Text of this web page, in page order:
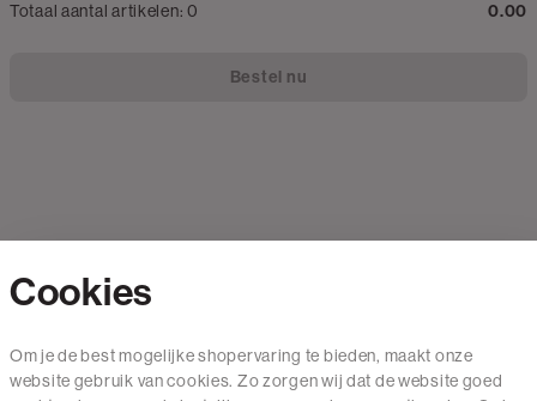
Totaal aantal artikelen:0 0.00
Bestel nu
Mail ons
Cookies
Om je de best mogelijke shopervaring te bieden, maakt onze
website gebruik van cookies. Zo zorgen wij dat de website goed